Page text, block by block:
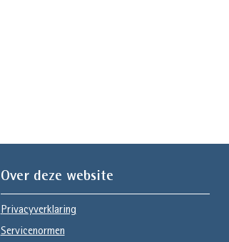
Over deze website
Privacyverklaring
Servicenormen